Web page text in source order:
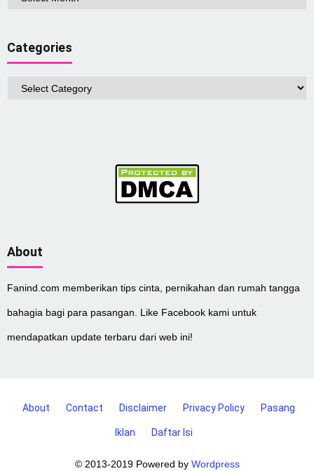
Categories
Categories
About
Fanind.com memberikan tips cinta, pernikahan dan rumah tangga
bahagia bagi para pasangan. Like Facebook kami untuk
mendapatkan update terbaru dari web ini!
About Contact Disclaimer Privacy Policy Pasang
Iklan Daftar Isi
© 2013-2019 Powered by Wordpress